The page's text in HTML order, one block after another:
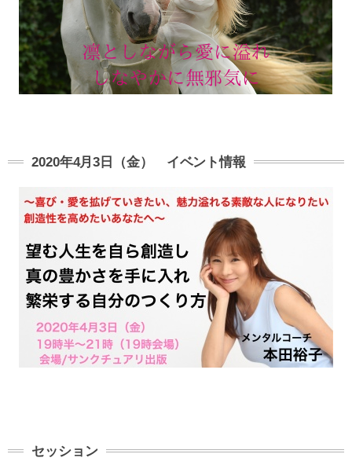
2020年4月3日（金） イベント情報
セッション